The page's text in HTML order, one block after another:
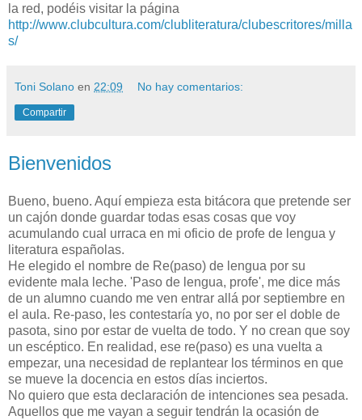
la red, podéis visitar la página
http://www.clubcultura.com/clubliteratura/clubescritores/milla
s/
Toni Solano en 22:09 No hay comentarios:
Compartir
Bienvenidos
Bueno, bueno. Aquí empieza esta bitácora que pretende ser
un cajón donde guardar todas esas cosas que voy
acumulando cual urraca en mi oficio de profe de lengua y
literatura españolas.
He elegido el nombre de Re(paso) de lengua por su
evidente mala leche. 'Paso de lengua, profe', me dice más
de un alumno cuando me ven entrar allá por septiembre en
el aula. Re-paso, les contestaría yo, no por ser el doble de
pasota, sino por estar de vuelta de todo. Y no crean que soy
un escéptico. En realidad, ese re(paso) es una vuelta a
empezar, una necesidad de replantear los términos en que
se mueve la docencia en estos días inciertos.
No quiero que esta declaración de intenciones sea pesada.
Aquellos que me vayan a seguir tendrán la ocasión de